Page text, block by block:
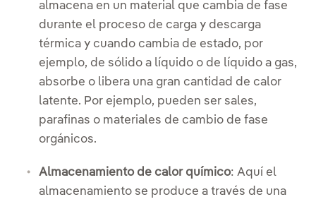
almacena en un material que cambia de fase
durante el proceso de carga y descarga
térmica y cuando cambia de estado, por
ejemplo, de sólido a líquido o de líquido a gas,
absorbe o libera una gran cantidad de calor
latente. Por ejemplo, pueden ser sales,
parafinas o materiales de cambio de fase
orgánicos.
Almacenamiento de calor químico: Aquí el
almacenamiento se produce a través de una